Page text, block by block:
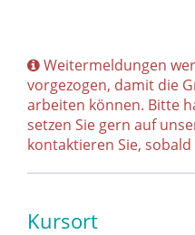
Weitermeldungen
vorgezogen, damit die
arbeiten können. Bitte
setzen Sie gern auf
kontaktieren Sie,
Kursort